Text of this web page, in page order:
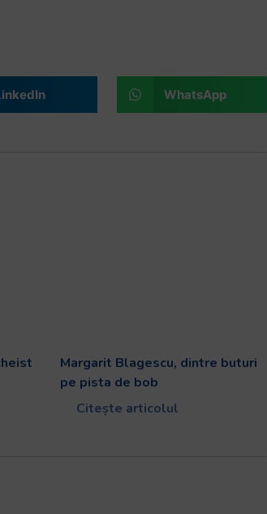
WhatsApp
Margarit Blagescu, dintre buturi
pe pista de bob
Citește articolul